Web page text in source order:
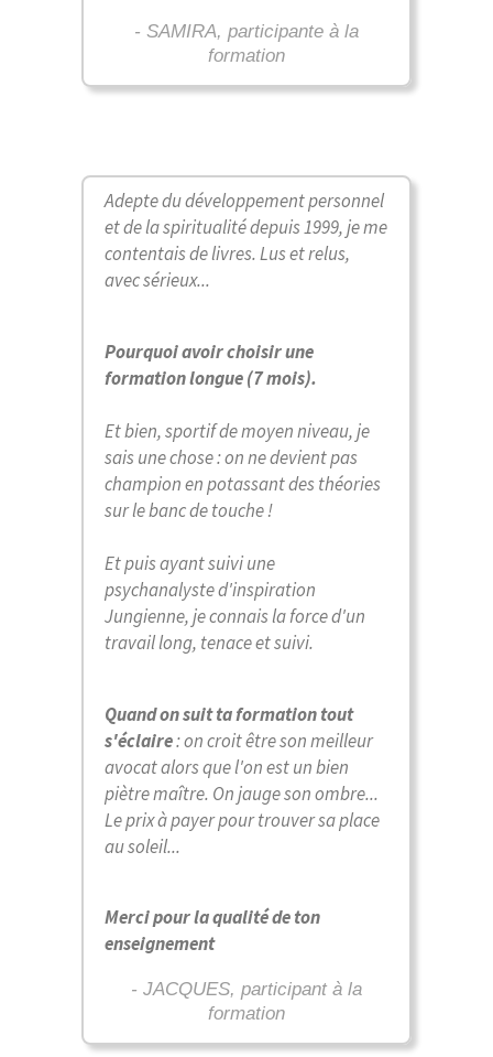
- SAMIRA, participante à la
formation
Adepte du développement personnel
et de la spiritualité depuis 1999, je me
contentais de livres. Lus et relus,
avec sérieux...
Pourquoi avoir choisir une
formation longue (7 mois).
Et bien, sportif de moyen niveau, je
sais une chose : on ne devient pas
champion en potassant des théories
sur le banc de touche !
Et puis ayant suivi une
psychanalyste d'inspiration
Jungienne, je connais la force d'un
travail long, tenace et suivi.
Quand on suit ta formation tout
s'éclaire: on croit être son meilleur
avocat alors que l'on est un bien
piètre maître. On jauge son ombre...
Le prix à payer pour trouver sa place
au soleil...
Merci pour la qualité de ton
enseignement
- JACQUES, participant à la
formation